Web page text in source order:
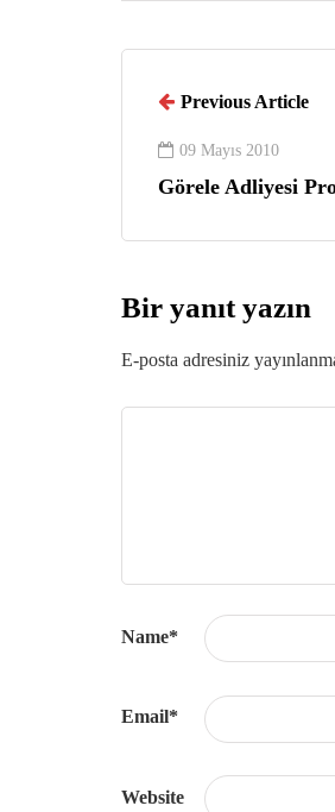
Previous Article
09 Mayıs 2010
Görele Adliyesi
Bir yanıt yazın
E-posta adresiniz
Name*
Email*
Website